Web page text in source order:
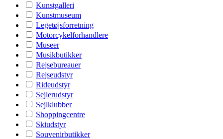
Kunstgalleri
Kunstmuseum
Legetøjsforretning
Motorcykelforhandlere
Museer
Musikbutikker
Rejsebureauer
Rejseudstyr
Rideudstyr
Sejlerudstyr
Sejlklubber
Shoppingcentre
Skiudstyr
Souvenirbutikker